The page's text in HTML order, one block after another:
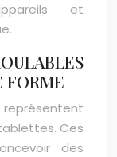
et
FORME
représentent
Ces
des